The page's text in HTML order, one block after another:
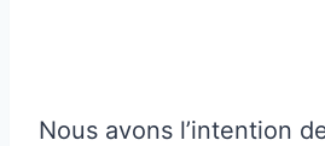
Nous avons l’intention